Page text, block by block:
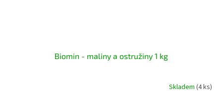
Biomin - maliny a ostružiny 1 kg
Skladem (4 ks)